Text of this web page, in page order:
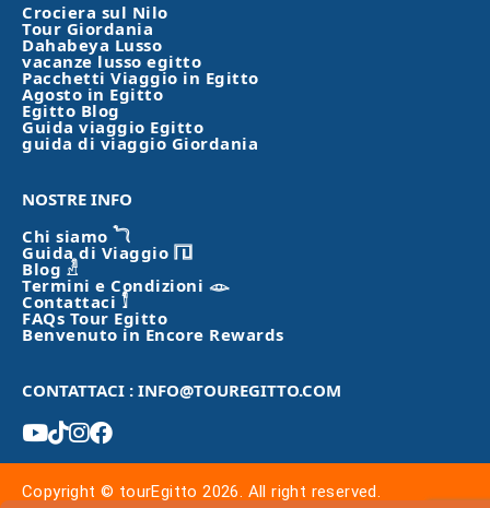
Crociera sul Nilo
Tour Giordania
Dahabeya Lusso
vacanze lusso egitto
Pacchetti Viaggio in Egitto
Agosto in Egitto
Egitto Blog
Guida viaggio Egitto
guida di viaggio Giordania
NOSTRE INFO
Chi siamo 𓆓
Guida di Viaggio 𓉔
Blog 𓁐
Termini e Condizioni 𓁼
Contattaci 𓀾
FAQs Tour Egitto
Benvenuto in Encore Rewards
CONTATTACI : INFO@TOUREGITTO.COM
Copyright © tourEgitto 2026. All right reserved.